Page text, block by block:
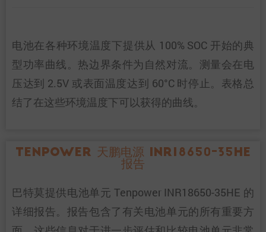
电池在各种环境温度下提供从 100% SOC 开始的典
型功率曲线。热边界条件为自然对流。测量会在电
压达到 2.5V 或表面温度达到 60°C 时停止。表格总
结了在这些环境温度下可以获得的曲线。
Tenpower 天鹏电源 INR18650-35HE
报告
巴特莫提供电池单元 Tenpower INR18650-35HE 的
详细报告。报告包含了有关电池单元的所有重要方